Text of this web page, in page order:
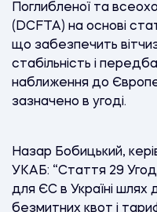
Поглибленої та
(DCFTA) на основі
що забезпечить
стабільність і
наближення до
зазначено в угоді.
Назар Бобицький,
УКАБ: “Стаття 29
для ЄС в Україні шлях
безмитних квот і